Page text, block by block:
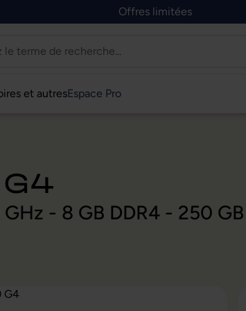
Offres limitées
et autresEspace Pro
- 8 GB DDR4 - 250